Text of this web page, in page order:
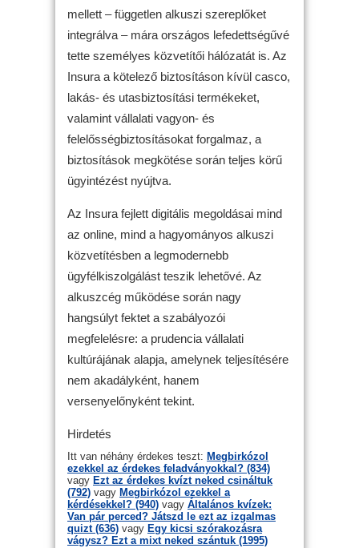
mellett – független alkuszi szereplőket
integrálva – mára országos lefedettségűvé
tette személyes közvetítői hálózatát is. Az
Insura a kötelező biztosításon kívül casco,
lakás- és utasbiztosítási termékeket,
valamint vállalati vagyon- és
felelősségbiztosításokat forgalmaz, a
biztosítások megkötése során teljes körű
ügyintézést nyújtva.
Az Insura fejlett digitális megoldásai mind
az online, mind a hagyományos alkuszi
közvetítésben a legmodernebb
ügyfélkiszolgálást teszik lehetővé. Az
alkuszcég működése során nagy
hangsúlyt fektet a szabályozói
megfelelésre: a prudencia vállalati
kultúrájának alapja, amelynek teljesítésére
nem akadályként, hanem
versenyelőnyként tekint.
Hirdetés
Itt van néhány érdekes teszt: Megbirkózol
ezekkel az érdekes feladványokkal? (834)
vagy Ezt az érdekes kvízt neked csináltuk
(792) vagy Megbirkózol ezekkel a
kérdésekkel? (940) vagy Általános kvízek:
Van pár perced? Játszd le ezt az izgalmas
quizt (636) vagy Egy kicsi szórakozásra
vágysz? Ezt a mixt neked szántuk (1995)